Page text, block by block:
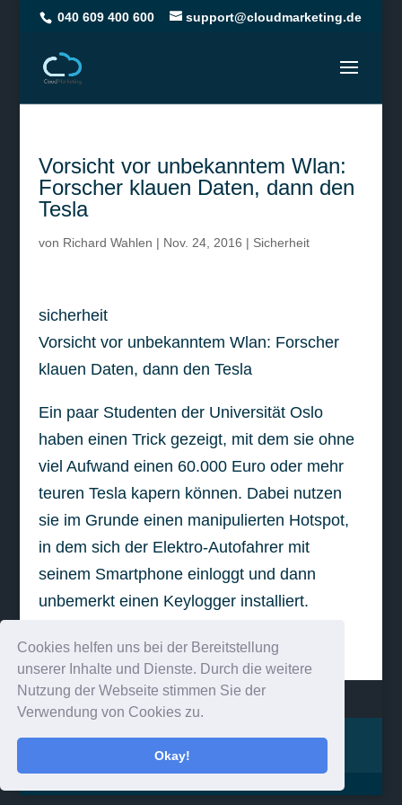
Cookies helfen uns bei der Bereitstellung
unserer Inhalte und Dienste. Durch die weitere
Nutzung der Webseite stimmen Sie der
Verwendung von Cookies zu.
Okay!
040 609 400 600 support@cloudmarketing.de
Vorsicht vor unbekanntem Wlan:
Forscher klauen Daten, dann den
Tesla
von Richard Wahlen | Nov. 24, 2016 | Sicherheit
sicherheit
Vorsicht vor unbekanntem Wlan: Forscher
klauen Daten, dann den Tesla
Ein paar Studenten der Universität Oslo
haben einen Trick gezeigt, mit dem sie ohne
viel Aufwand einen 60.000 Euro oder mehr
teuren Tesla kapern können. Dabei nutzen
sie im Grunde einen manipulierten Hotspot,
in dem sich der Elektro-Autofahrer mit
seinem Smartphone einloggt und dann
unbemerkt einen Keylogger installiert.
weiterlesen